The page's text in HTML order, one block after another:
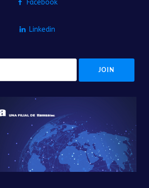
Facebook
Linkedin